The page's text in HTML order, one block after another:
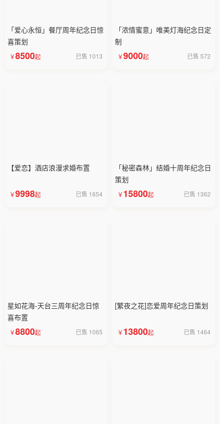
「爱心永恒」餐厅周年纪念日惊
喜策划
8500 已售 1013
「浓情蜜意」唯美灯海纪念日定
制
9000 已售 572
【爱恋】酒店浪漫求婚布置
9998 已售 1654
「秘密森林」结婚十周年纪念日
策划
15800 已售 1362
星如花海-天台三周年纪念日惊
喜布置
8800 已售 1065
[繁夜之花]恋爱周年纪念日策划
13800 已售 1464